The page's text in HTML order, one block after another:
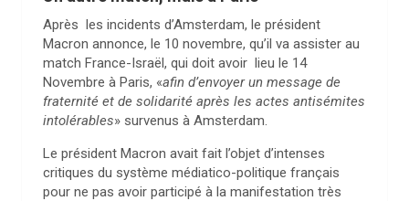
Après les incidents d’Amsterdam, le président
Macron annonce, le 10 novembre, qu’il va assister au
match France-Israël, qui doit avoir lieu le 14
Novembre à Paris, «afin d’envoyer un message de
fraternité et de solidarité après les actes antisémites
intolérables» survenus à Amsterdam.
Le président Macron avait fait l’objet d’intenses
critiques du système médiatico-politique français
pour ne pas avoir participé à la manifestation très